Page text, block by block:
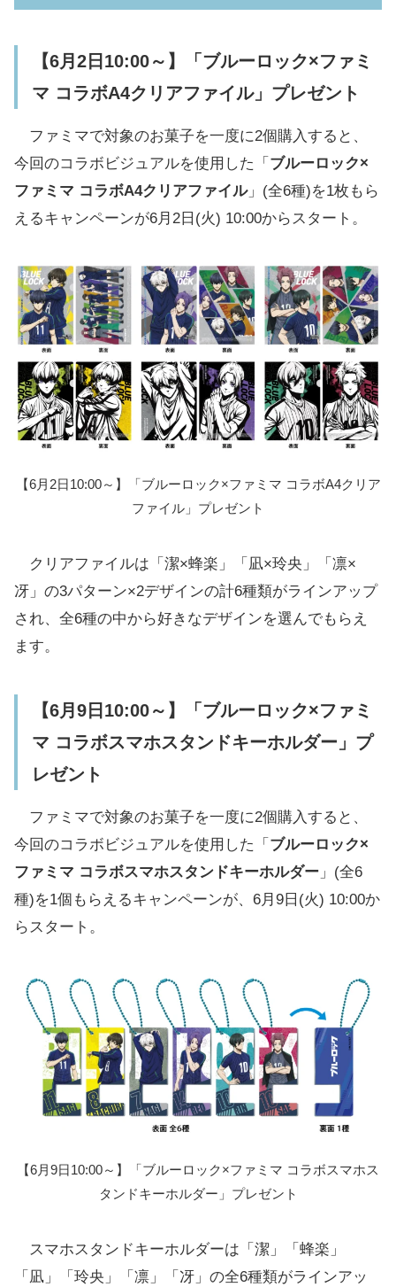
【6月2日10:00～】「ブルーロック×ファミ
マ コラボA4クリアファイル」プレゼント
ファミマで対象のお菓子を一度に2個購入すると、
今回のコラボビジュアルを使用した「 ブルーロック×
ファミマ コラボA4クリアファイル」(全6種)を1枚もら
えるキャンペーンが6月2日(火) 10:00からスタート。
【6月2日10:00～】「ブルーロック×ファミマ コラボA4クリア
ファイル」プレゼント
クリアファイルは「潔×蜂楽」「凪×玲央」「凛×
冴」の3パターン×2デザインの計6種類がラインアップ
され、全6種の中から好きなデザインを選んでもらえ
ます。
【6月9日10:00～】「ブルーロック×ファミ
マ コラボスマホスタンドキーホルダー」プ
レゼント
ファミマで対象のお菓子を一度に2個購入すると、
今回のコラボビジュアルを使用した「 ブルーロック×
ファミマ コラボスマホスタンドキーホルダー 」(全6
種)を1個もらえるキャンペーンが、6月9日(火) 10:00か
らスタート。
【6月9日10:00～】「ブルーロック×ファミマ コラボスマホス
タンドキーホルダー」プレゼント
スマホスタンドキーホルダーは「潔」「蜂楽」
「凪」「玲央」「凛」「冴」の全6種類がラインアッ